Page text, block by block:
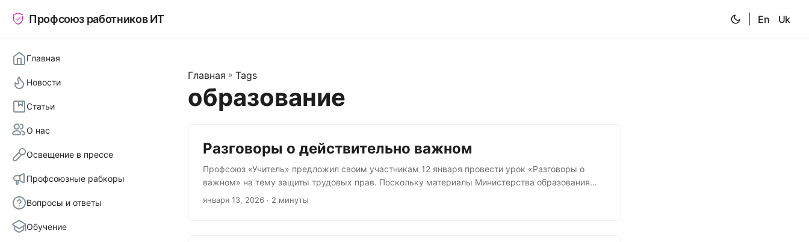
Профсоюз работников ИТ En Uk
Главная
Новости
Статьи
О нас
Освещение в прессе
Профсоюзные рабкоры
Вопросы и ответы
Обучение
Главная » Tags
образование
‍‍Разговоры о действительно важном
Профсоюз «Учитель» предложил своим участникам 12 января провести урок «Разговоры о
важном» на тему защиты трудовых прав. Поскольку материалы Министерства образования
для «разговоров» носят рекомендательный характер, то учителя вполне могут самостоятельно
января 13, 2026 · 2 минуты